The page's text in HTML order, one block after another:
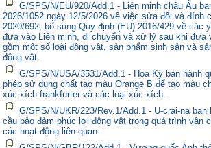
G/SPS/N/EU/920/Add.1 - Liên minh châu Âu
2026/1052 ngày 12/5/2026 về việc sửa đổi và đính
2020/692, bổ sung Quy định (EU) 2016/429 về các
đưa vào Liên minh, di chuyển và xử lý sau khi đưa
gồm một số loài động vật, sản phẩm sinh sản và
động vật.
G/SPS/N/USA/3531/Add.1 - Hoa Kỳ ban hành
phép sử dụng chất tạo màu Orange B để tạo màu
xúc xích frankfurter và các loại xúc xích.
G/SPS/N/UKR/223/Rev.1/Add.1 - U-crai-na
cầu bảo đảm phúc lợi động vật trong quá trình vận
các hoạt động liên quan.